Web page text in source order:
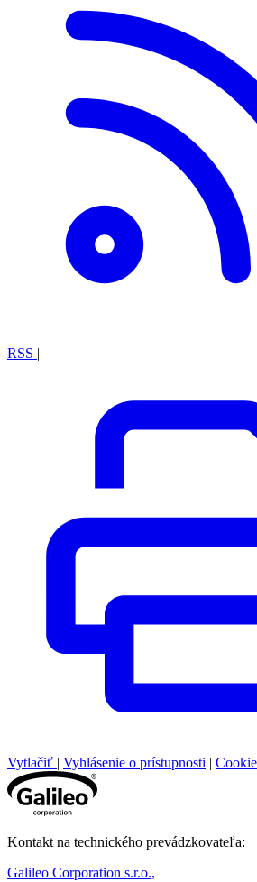
RSS
Vytlačiť Vyhlásenie o prístupnosti
Kontakt na technického prevádzkovateľa:
Galileo Corporation s.r.o.,